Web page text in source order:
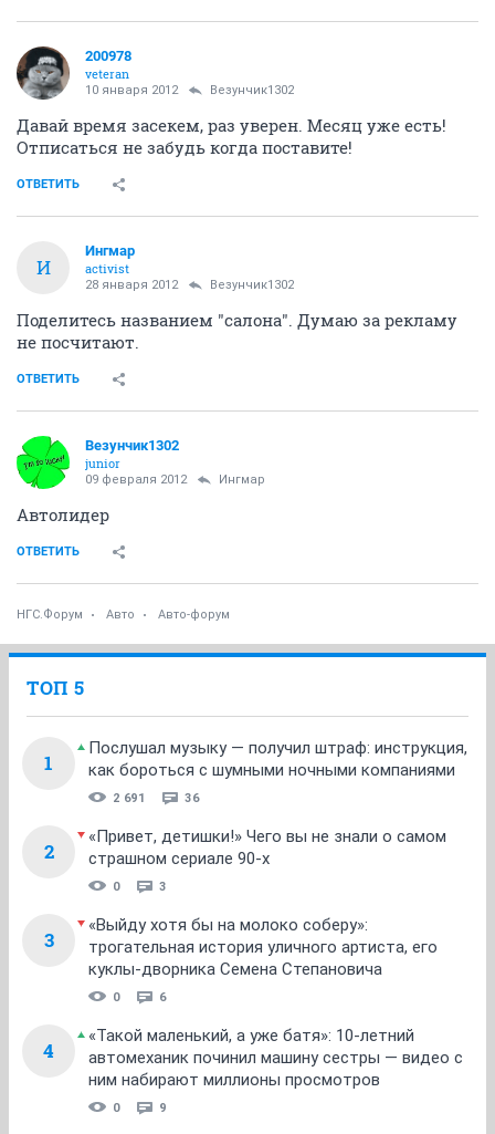
200978
veteran
10 января 2012 Везунчик1302
Давай время засекем, раз уверен. Месяц уже есть!
Отписаться не забудь когда поставите!
ОТВЕТИТЬ
И
Ингмар
activist
28 января 2012 Везунчик1302
Поделитесь названием "салона". Думаю за рекламу
не посчитают.
ОТВЕТИТЬ
Везунчик1302
junior
09 февраля 2012 Ингмар
Автолидер
ОТВЕТИТЬ
НГС.Форум Авто Авто-форум
ТОП 5
1
Послушал музыку — получил штраф: инструкция,
как бороться с шумными ночными компаниями
2 691 36
2
«Привет, детишки!» Чего вы не знали о самом
страшном сериале 90-х
0 3
3
«Выйду хотя бы на молоко соберу»:
трогательная история уличного артиста, его
куклы-дворника Семена Степановича
0 6
4
«Такой маленький, а уже батя»: 10-летний
автомеханик починил машину сестры — видео с
ним набирают миллионы просмотров
0 9